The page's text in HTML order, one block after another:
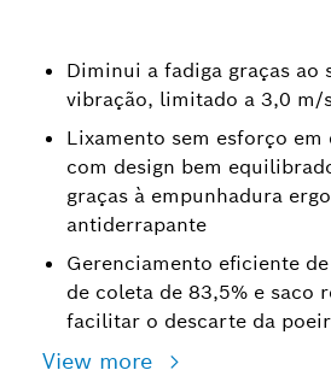
Diminui a fadiga graças ao
vibração, limitado a 3,0 m/
Lixamento sem esforço
com design bem
graças à empunhadura
antiderrapante
Gerenciamento eficiente
de coleta de 83,5% e saco
facilitar o descarte da
View more